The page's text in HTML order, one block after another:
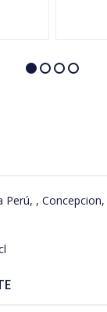
Perú, ,